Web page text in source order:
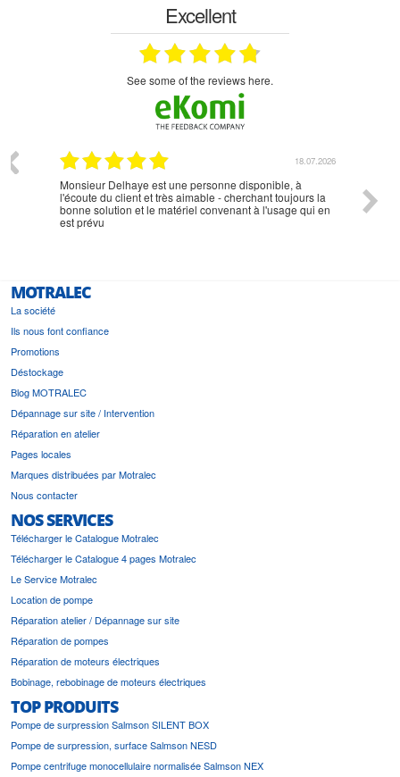
Excellent
see some of the reviews here.
18.07.2026
Monsieur Delhaye est une personne disponible, à
l'écoute du client et très aimable - cherchant toujours la
bonne solution et le matériel convenant à l'usage qui en
est prévu
MOTRALEC
La société
Ils nous font confiance
Promotions
Déstockage
Blog MOTRALEC
Dépannage sur site / Intervention
Réparation en atelier
Pages locales
Marques distribuées par Motralec
Nous contacter
NOS SERVICES
Télécharger le Catalogue Motralec
Télécharger le Catalogue 4 pages Motralec
Le Service Motralec
Location de pompe
Réparation atelier / Dépannage sur site
Réparation de pompes
Réparation de moteurs électriques
Bobinage, rebobinage de moteurs électriques
TOP PRODUITS
Pompe de surpression Salmson SILENT BOX
Pompe de surpression, surface Salmson NESD
Pompe centrifuge monocellulaire normalisée Salmson NEX